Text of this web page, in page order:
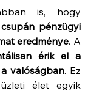
is, hogy
pénzügyi
eredménye. A
érik el a
valóságban. Ez
élet egyik